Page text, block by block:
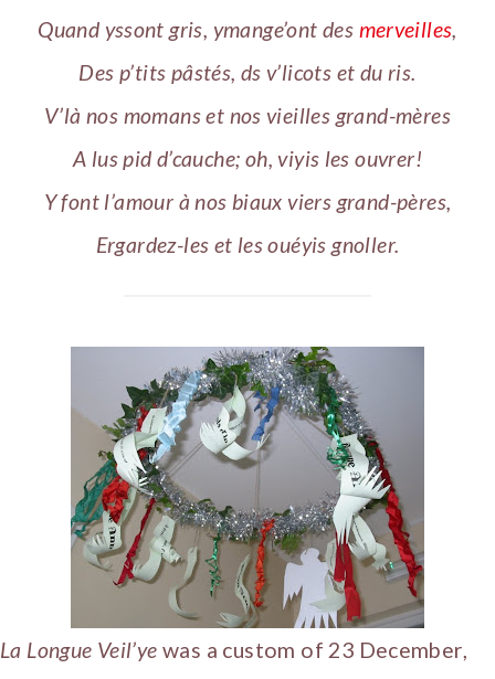
Quand yssont gris, ymange’ont des merveilles,
Des p’tits pâstés, ds v’licots et du ris.
V’là nos momans et nos vieilles grand-mères
A lus pid d’cauche; oh, viyis les ouvrer!
Y font l’amour à nos biaux viers grand-pères,
Ergardez-les et les ouéyis gnoller.
La Longue Veil’ye was a custom of 23 December,